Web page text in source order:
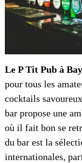
Le P Tit Pub à
pour tous les
cocktails
bar propose une
où il fait bon se
du bar est la
internationales,